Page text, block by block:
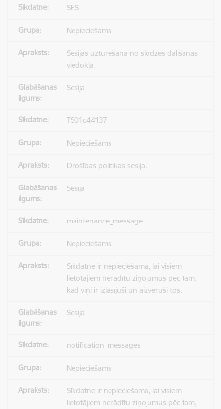
SES
Nepieciešams
Sesijas uzturēšana no slodzes dalīšanas
viedokļa.
Sesija
TS01c44137
Nepieciešams
Drošības politikas sesija.
Sesija
maintenance_message
Nepieciešams
Sīkdatne ir nepieciešama, lai visiem
lietotājiem nerādītu ziņojumus pēc tam,
kad viņi ir izlasījuši un aizvēruši tos.
Sesija
notification_messages
Nepieciešams
Sīkdatne ir nepieciešama, lai visiem
lietotājiem nerādītu ziņojumus pēc tam,